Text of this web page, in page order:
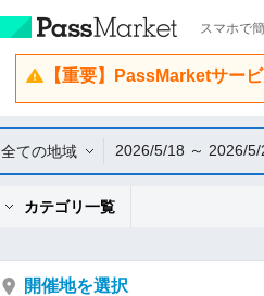
スマホで
【重要】PassMarketサー
全ての地域 2026/5/18 ～ 2026/5/
カテゴリ一覧
開催地を選択